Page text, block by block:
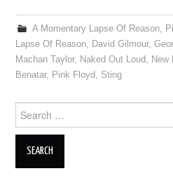
RELICS – SFALCI E RAMAGLIE
PINKFLOYDIANE
A Momentary Lapse Of Reason,
Lapse Of Reason, David Gilmour,
Machan Taylor, Naked Out Loud, New
Benatar, Pink Floyd, Sting
for: